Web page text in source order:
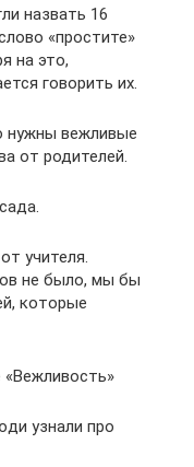
назвать 16
«простите»
на это,
говорить их.
нужны вежливые
от родителей.
учителя.
не было, мы бы
которые
узнали про